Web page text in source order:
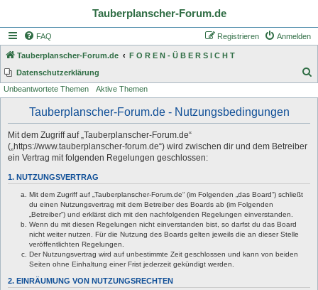
Tauberplanscher-Forum.de
FAQ Anmelden
Registrieren
Tauberplanscher-Forum.de
F O R E N - Ü B E R S I C H T
Datenschutzerklärung
Unbeantwortete Themen Aktive Themen
Tauberplanscher-Forum.de - Nutzungsbedingungen
Mit dem Zugriff auf „Tauberplanscher-Forum.de“
(„https://www.tauberplanscher-forum.de“) wird zwischen dir und dem Betreiber
ein Vertrag mit folgenden Regelungen geschlossen:
1. NUTZUNGSVERTRAG
Mit dem Zugriff auf „Tauberplanscher-Forum.de“ (im Folgenden „das Board“) schließt
du einen Nutzungsvertrag mit dem Betreiber des Boards ab (im Folgenden
„Betreiber“) und erklärst dich mit den nachfolgenden Regelungen einverstanden.
Wenn du mit diesen Regelungen nicht einverstanden bist, so darfst du das Board
nicht weiter nutzen. Für die Nutzung des Boards gelten jeweils die an dieser Stelle
veröffentlichten Regelungen.
Der Nutzungsvertrag wird auf unbestimmte Zeit geschlossen und kann von beiden
Seiten ohne Einhaltung einer Frist jederzeit gekündigt werden.
2. EINRÄUMUNG VON NUTZUNGSRECHTEN